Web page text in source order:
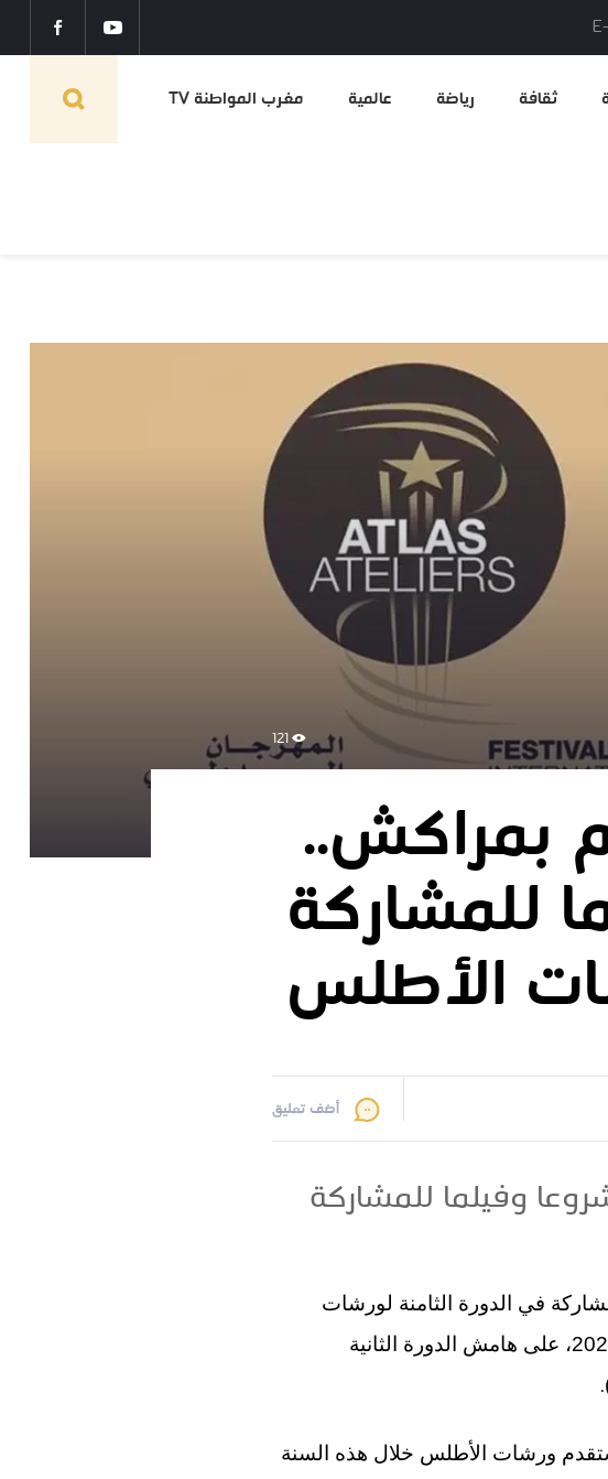
ثقافة رياضة عالمية مغرب المواطنة TV
121
بمراكش..
للمشاركة
الأطلس
أضف تعليق
الدولي للفيلم بمراكش.. اختيار 28 مشروعا وفيلما للمشاركة
اختيار 28 مشروعا وفيلما للمشاركة في الدورة الثامنة لورشات
الأطلس ستقام بالمدينة الحمراء خلال الفترة من 30 نونبر إلى 4 دجنبر 2025، على هامش الدورة الثانية
.
ستقدم ورشات الأطلس خلال هذه السنة